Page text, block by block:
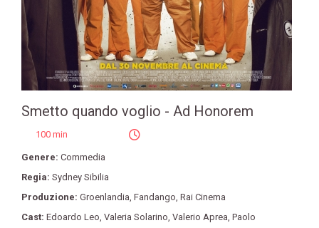
Smetto quando voglio - Ad Honorem
100 min
Genere: Commedia
Regia: Sydney Sibilia
Produzione: Groenlandia Fandango Rai Cinema
Cast: Edoardo Leo Valeria Solarino Valerio Aprea Paolo